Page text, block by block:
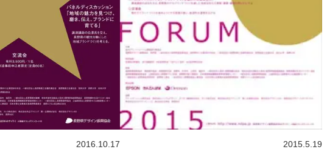
2016.10.17
2015.5.19